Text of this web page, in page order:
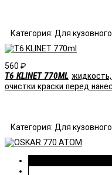
Категория: Для
560 ₽
T6 KLINET 770ML
очистки краски перед
Категория: Для